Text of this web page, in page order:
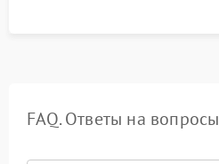
FAQ. Ответы на вопросы